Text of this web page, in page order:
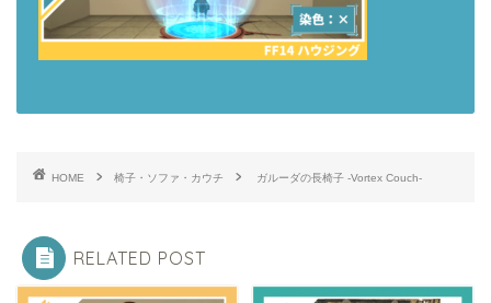
HOME 椅子・ソファ・カウチ ガルーダの長椅子 -Vortex Couch-
RELATED POST